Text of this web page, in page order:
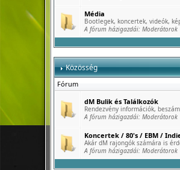
Média
Bootlegek, koncertek, videók,
A fórum házigazdái: Moderátorok
Közösség
Fórum
dM Bulik és Találkozók
Rendezvény információk,
A fórum házigazdái: Moderátorok
Koncertek / 80's / EBM /
Akár dM rajongók számára is
A fórum házigazdái: Moderátorok